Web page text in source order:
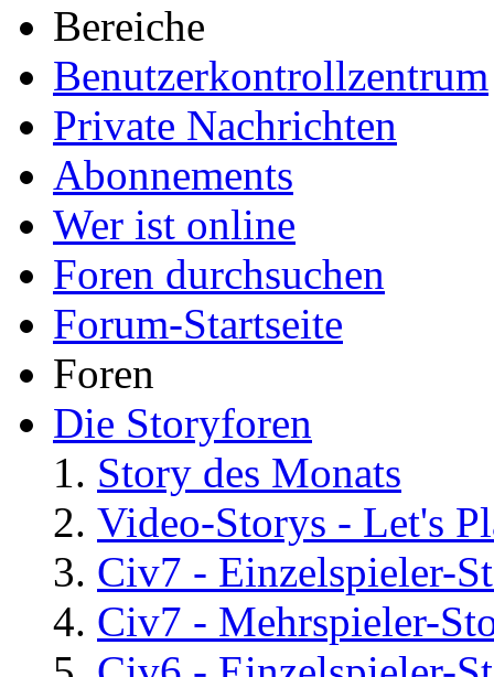
Bereiche
Benutzerkontrollzentrum
Private Nachrichten
Abonnements
Wer ist online
Foren durchsuchen
Forum-Startseite
Foren
Die Storyforen
Story des Monats
Video-Storys - Let's
Civ7 - Einzelspieler-
Civ7 - Mehrspieler-